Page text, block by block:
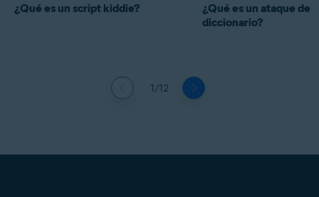
1/12
¿Qué es un script kiddie?
¿Qué es un ataque de
diccionario?